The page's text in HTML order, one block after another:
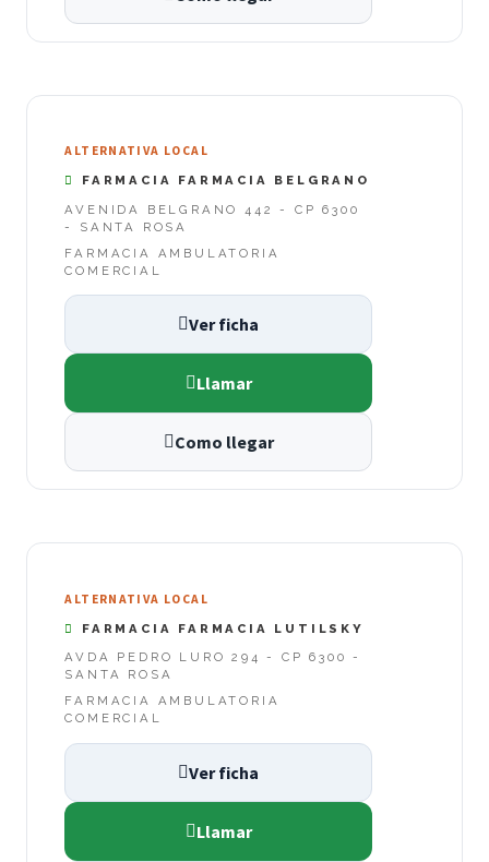
ALTERNATIVA LOCAL
FARMACIA FARMACIA BELGRANO
AVENIDA BELGRANO 442 - CP 6300
- SANTA ROSA
FARMACIA AMBULATORIA
COMERCIAL
Ver ficha
Llamar
Como llegar
ALTERNATIVA LOCAL
FARMACIA FARMACIA LUTILSKY
AVDA PEDRO LURO 294 - CP 6300 -
SANTA ROSA
FARMACIA AMBULATORIA
COMERCIAL
Ver ficha
Llamar